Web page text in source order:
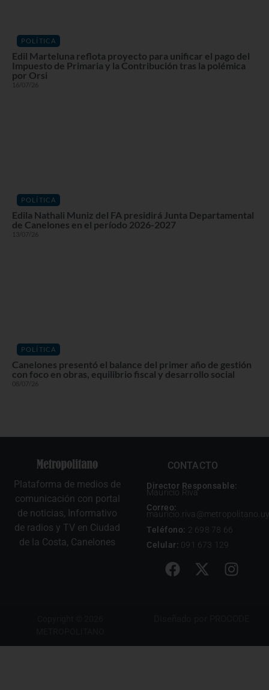
POLÍTICA
Edil Marteluna reflota proyecto para unificar el pago del
Impuesto de Primaria y la Contribución tras la polémica
por Orsi
16/07/26
POLÍTICA
Edila Nathali Muniz del FA presidirá Junta Departamental
de Canelones en el período 2026-2027
13/07/26
POLÍTICA
Canelones presentó el balance del primer año de gestión
con foco en obras, equilibrio fiscal y desarrollo social
08/07/26
Plataforma de medios de
comunicación con portal
de noticias, Informativo
de radios y TV en Ciudad
de la Costa, Canelones
CONTACTO
Director Responsable:
Mauricio Riva
Correo:
mauricio.riva@metropolitano.uy
Teléfono: 2 698 78 66
Celular: 091 673 129